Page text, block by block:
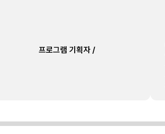
프로그램 기획자 /